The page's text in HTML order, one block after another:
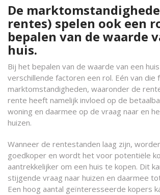
De
rentes) spelen ook een
bepalen van de waarde
huis.
Bij het bepalen van de waarde van een
verschillende factoren een rol. Eén van die
marktomstandigheden, waaronder de
rente heeft namelijk invloed op de
woning en daarmee op de vraag naar en
huizen.
Wanneer de rentestanden laag zijn,
goedkoper en wordt het voor potentiële
aantrekkelijker om een huis te kopen. Dit
stijgende vraag naar huizen en daarmee
Een hoog aantal geïnteresseerde kopers